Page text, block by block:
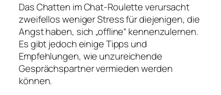
Das Chatten im Chat-Roulette verursacht
zweifellos weniger Stress für diejenigen, die
Angst haben, sich „offline“ kennenzulernen.
Es gibt jedoch einige Tipps und
Empfehlungen, wie unzureichende
Gesprächspartner vermieden werden
können.